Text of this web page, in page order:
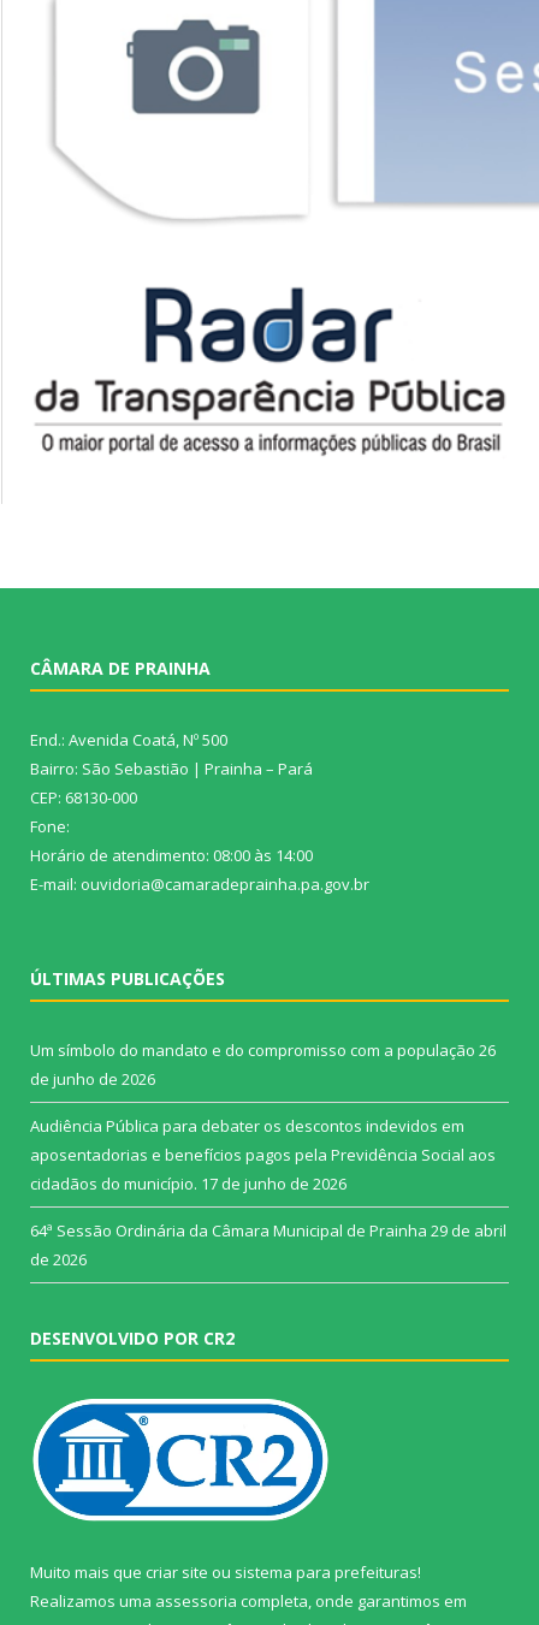
CÂMARA DE PRAINHA
End.: Avenida Coatá, Nº 500
Bairro: São Sebastião | Prainha – Pará
CEP: 68130-000
Fone:
Horário de atendimento: 08:00 às 14:00
E-mail: ouvidoria@camaradeprainha.pa.gov.br
ÚLTIMAS PUBLICAÇÕES
Um símbolo do mandato e do compromisso com a população 26
de junho de 2026
Audiência Pública para debater os descontos indevidos em
aposentadorias e benefícios pagos pela Previdência Social aos
cidadãos do município. 17 de junho de 2026
64ª Sessão Ordinária da Câmara Municipal de Prainha 29 de abril
de 2026
DESENVOLVIDO POR CR2
Muito mais que criar site ou sistema para prefeituras!
Realizamos uma assessoria completa, onde garantimos em